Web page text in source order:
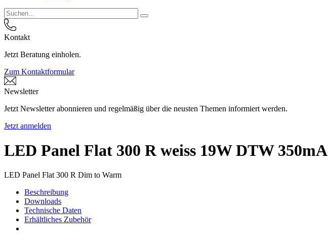
Kontakt
Jetzt Beratung einholen.
Zum Kontaktformular
Newsletter
Jetzt Newsletter abonnieren und regelmäßig über die neusten Themen informiert werden.
Jetzt anmelden
LED Panel Flat 300 R weiss 19W DTW 350mA
LED Panel Flat 300 R Dim to Warm
Beschreibung
Downloads
Technische Daten
Erhältliches Zubehör